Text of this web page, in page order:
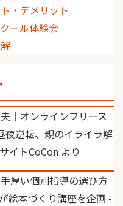
・デメリット
ール体験会
｜オンラインフリース
夜逆転、親のイライラ解
イトCoCon より
厚い個別指導の選び方
絵本づくり講座を企画 -